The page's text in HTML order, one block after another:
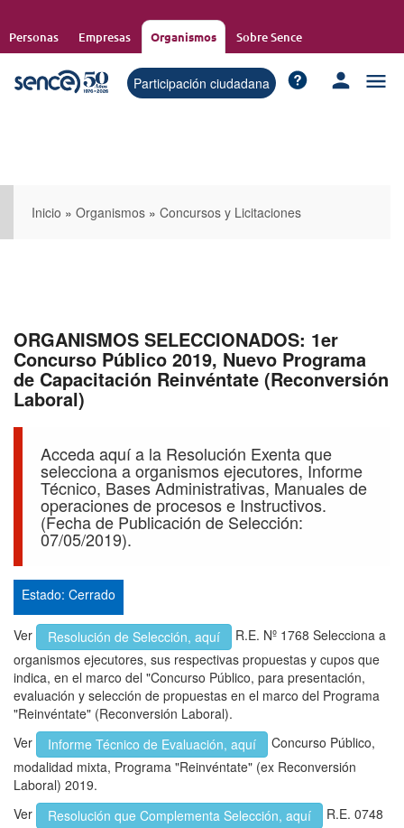
contenido
Personas Empresas Organismos Sobre Sence
Participación ciudadana
Inicio » Organismos » Concursos y Licitaciones
ORGANISMOS SELECCIONADOS: 1er
Concurso Público 2019, Nuevo Programa
de Capacitación Reinvéntate (Reconversión
Laboral)
Acceda aquí a la Resolución Exenta que
selecciona a organismos ejecutores, Informe
Técnico, Bases Administrativas, Manuales de
operaciones de procesos e Instructivos.
(Fecha de Publicación de Selección:
07/05/2019).
Estado: Cerrado
Ver Resolución de Selección, aquí
R.E. Nº 1768 Selecciona a
organismos ejecutores, sus respectivas propuestas y cupos que
indica, en el marco del "Concurso Público, para presentación,
evaluación y selección de propuestas en el marco del Programa
"Reinvéntate" (Reconversión Laboral).
Ver
Informe Técnico de Evaluación, aquí
Concurso Público,
modalidad mixta, Programa "Reinvéntate" (ex Reconversión
Laboral) 2019.
Ver
Resolución que Complementa Selección, aquí
R.E. 0748